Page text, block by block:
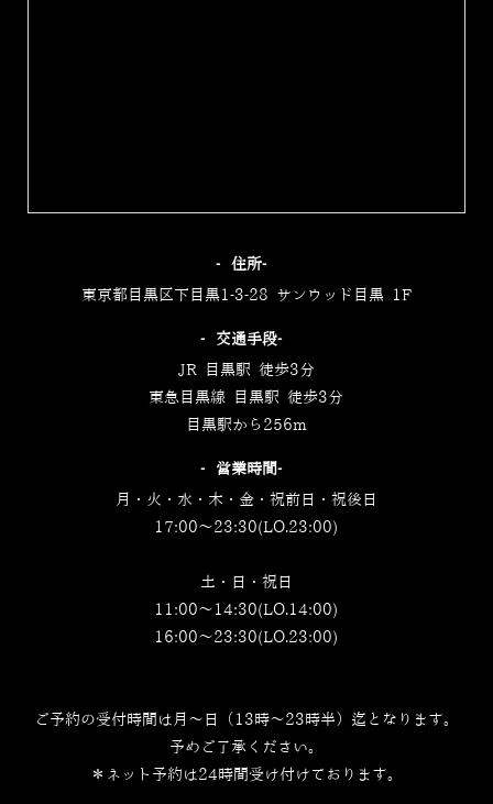
‐住所‐
東京都目黒区下目黒1-3-28 サンウッド目黒 1F
‐交通手段‐
JR 目黒駅 徒歩3分
東急目黒線 目黒駅 徒歩3分
目黒駅から256m
‐営業時間‐
月・火・水・木・金・祝前日・祝後日
17:00～23:30(LO.23:00)
土・日・祝日
11:00～14:30(LO.14:00)
16:00～23:30(LO.23:00)
ご予約の受付時間は月～日（13時～23時半）迄となります。
予めご了承ください。
＊ネット予約は24時間受け付けております。